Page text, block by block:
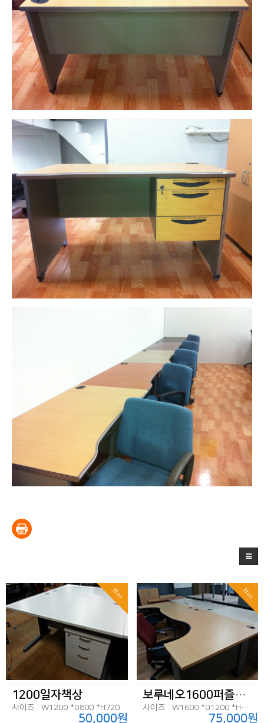
Hot
1200일자책상
사이즈 : W1200 *D800 *H720
50,000원
Hot
보루네오1600퍼즐책상
사이즈 : W1600 *D1200 *H720
75,000원